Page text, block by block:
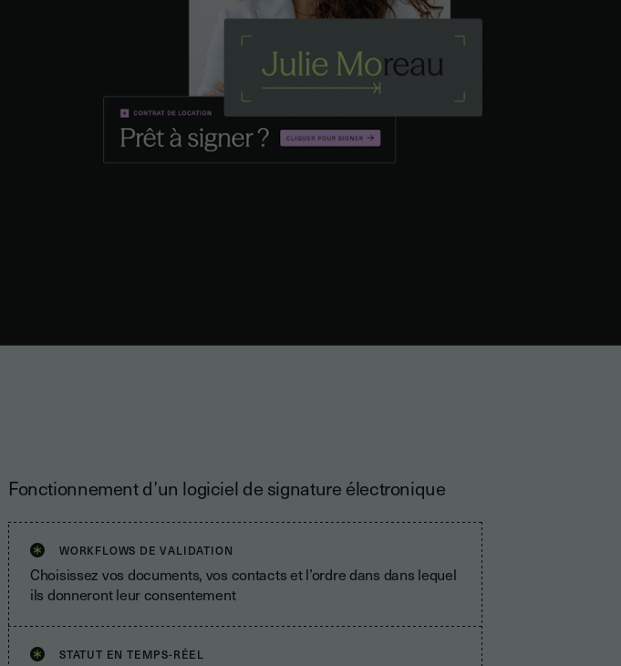
Fonctionnement d’un logiciel de signature électronique
WORKFLOWS DE VALIDATION
Choisissez vos documents, vos contacts et l’ordre dans dans lequel
ils donneront leur consentement
STATUT EN TEMPS-RÉEL